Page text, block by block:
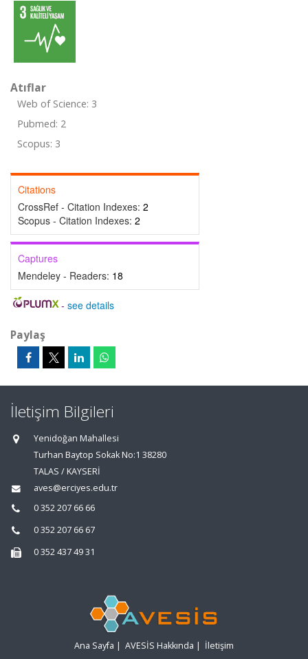
Atıflar
Web of Science: 3
Pubmed: 2
Scopus: 3
Citations
CrossRef - Citation Indexes: 2
Scopus - Citation Indexes: 2
Captures
Mendeley - Readers: 18
- see details
Paylaş
İletişim Bilgileri
Yenidoğan Mahallesi
Turhan Baytop Sokak No:1 38280
TALAS / KAYSERİ
aves@erciyes.edu.tr
0 352 207 66 66
0 352 207 66 67
0 352 437 49 31
Ana Sayfa | AVESİS Hakkında | İletişim